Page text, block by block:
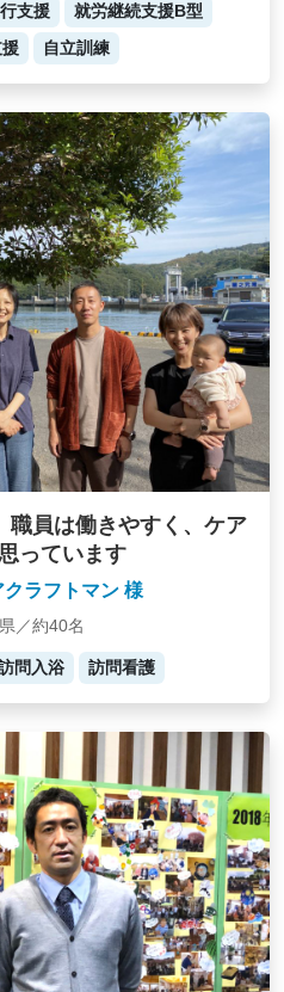
支援
就労継続支援B型
自立訓練
職員は働きやすく、ケア
っています
ラフトマン 様
／約40名
問入浴 訪問看護